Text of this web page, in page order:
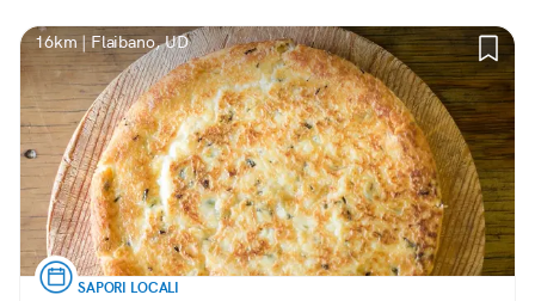
16km | Flaibano, UD
SAPORI LOCALI